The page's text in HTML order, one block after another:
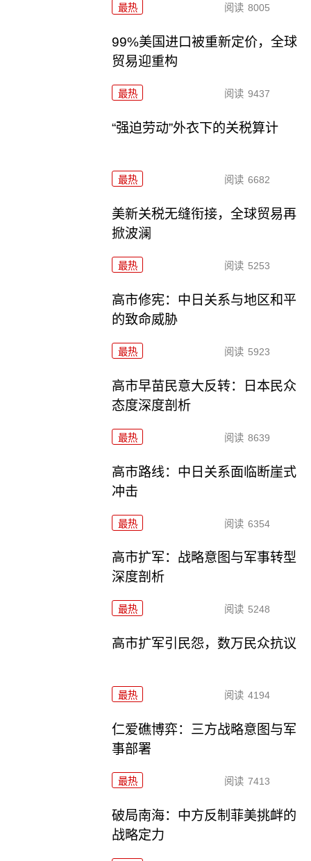
最热 阅读 8005
99%美国进口被重新定价，全球
贸易迎重构
最热 阅读 9437
“强迫劳动”外衣下的关税算计
最热 阅读 6682
美新关税无缝衔接，全球贸易再
掀波澜
最热 阅读 5253
高市修宪：中日关系与地区和平
的致命威胁
最热 阅读 5923
高市早苗民意大反转：日本民众
态度深度剖析
最热 阅读 8639
高市路线：中日关系面临断崖式
冲击
最热 阅读 6354
高市扩军：战略意图与军事转型
深度剖析
最热 阅读 5248
高市扩军引民怨，数万民众抗议
最热 阅读 4194
仁爱礁博弈：三方战略意图与军
事部署
最热 阅读 7413
破局南海：中方反制菲美挑衅的
战略定力